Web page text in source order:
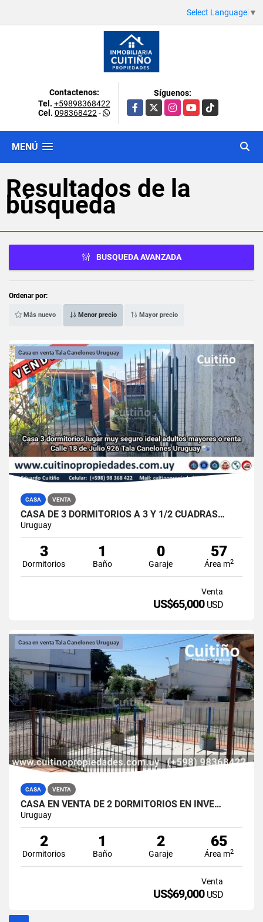
Select Language ▼
Contactenos:
Tel. +59898368422
Cel. 098368422 -
Síguenos:
Facebook
X InstagramYouTubeTikTok
MENÚ
Resultados de la
búsqueda
BUSQUEDA AVANZADA
Ordenar por:
Más nuevo Menor precio Mayor precio
Casa en venta Tala Canelones Uruguay
CASA VENTA
CASA DE 3 DORMITORIOS A 3 Y 1/2 CUADRAS…
Uruguay
3
Dormitorios
1
Baño
0
Garaje
57
Área m2
Venta
US$65,000 USD
Casa en venta Tala Canelones Uruguay
CASA VENTA
CASA EN VENTA DE 2 DORMITORIOS EN INVE…
Uruguay
2
Dormitorios
1
Baño
2
Garaje
65
Área m2
Venta
US$69,000 USD